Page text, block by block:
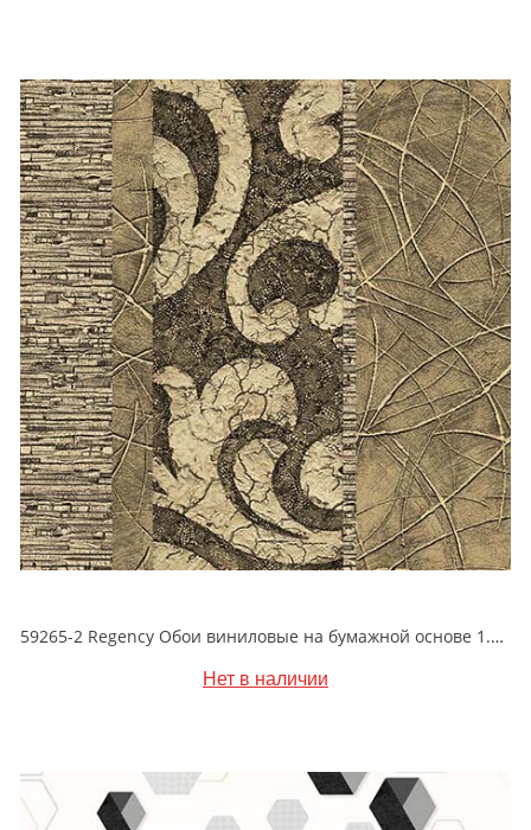
59265-2 Regency Обои виниловые на бумажной основе 1.06*15.5
Нет в наличии